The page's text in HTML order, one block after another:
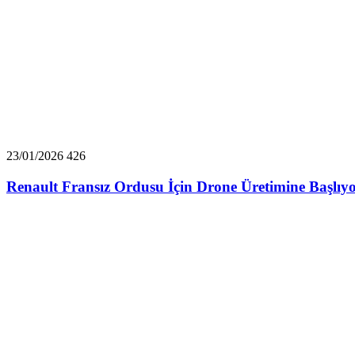
23/01/2026 426
Renault Fransız Ordusu İçin Drone Üretimine